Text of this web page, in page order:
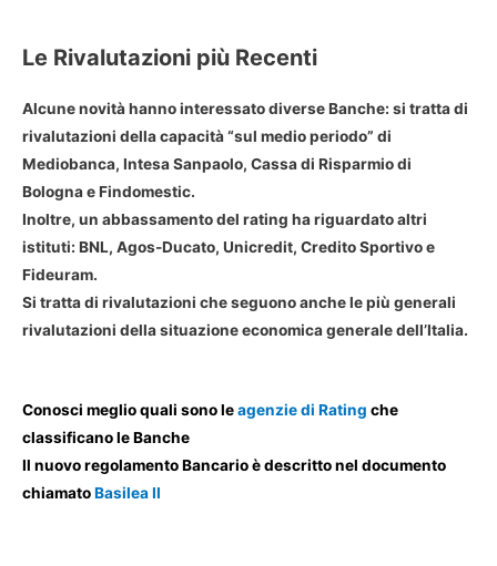
Le Rivalutazioni più Recenti
Alcune novità hanno interessato diverse Banche: si tratta di
rivalutazioni della capacità “sul medio periodo” di
Mediobanca, Intesa Sanpaolo, Cassa di Risparmio di
Bologna e Findomestic.
Inoltre, un abbassamento del rating ha riguardato altri
istituti: BNL, Agos-Ducato, Unicredit, Credito Sportivo e
Fideuram.
Si tratta di rivalutazioni che seguono anche le più generali
rivalutazioni della situazione economica generale dell’Italia.
Conosci meglio quali sono leagenzie di Rating che
classificano le Banche
Il nuovo regolamento Bancario è descritto nel documento
chiamatoBasilea II